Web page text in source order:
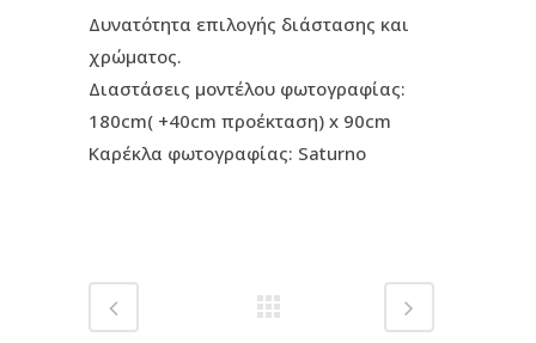
Δυνατότητα επιλογής διάστασης και
χρώματος.
Διαστάσεις μοντέλου φωτογραφίας:
180cm( +40cm προέκταση) x 90cm
Καρέκλα φωτογραφίας: Saturno